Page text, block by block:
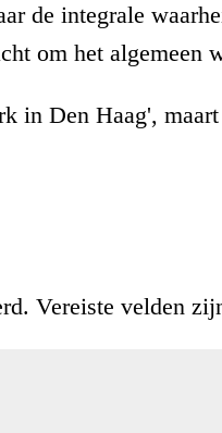
de integrale
om het algemeen
in Den Haag',
Vereiste velden